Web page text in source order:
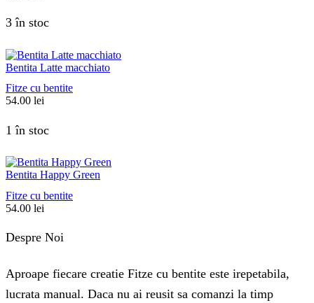
3 în stoc
Bentita Latte macchiato
Fitze cu bentite
54.00 lei
1 în stoc
Bentita Happy Green
Fitze cu bentite
54.00 lei
Despre Noi
Aproape fiecare creatie Fitze cu bentite este irepetabila,
lucrata manual. Daca nu ai reusit sa comanzi la timp